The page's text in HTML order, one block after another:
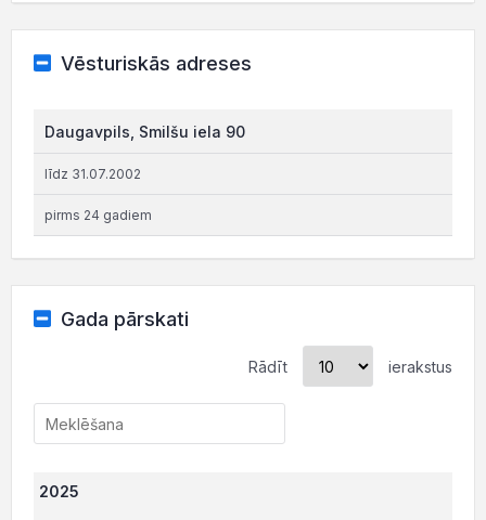
Vēsturiskās adreses
Daugavpils, Smilšu iela 90
līdz 31.07.2002
pirms 24 gadiem
Gada pārskati
Rādīt ierakstus
2025